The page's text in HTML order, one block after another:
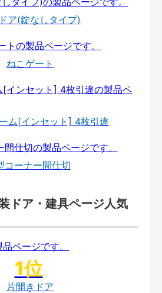
ア(錠なしタイプ)
ねこゲート
ム[インセット] 4枚引違
コーナー間仕切
ドア・建具ページ人気
片開きドア